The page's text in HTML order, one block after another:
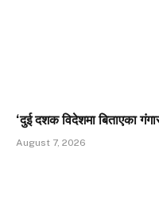
‘दुई दशक विदेशमा बिताएका
August 7, 2026